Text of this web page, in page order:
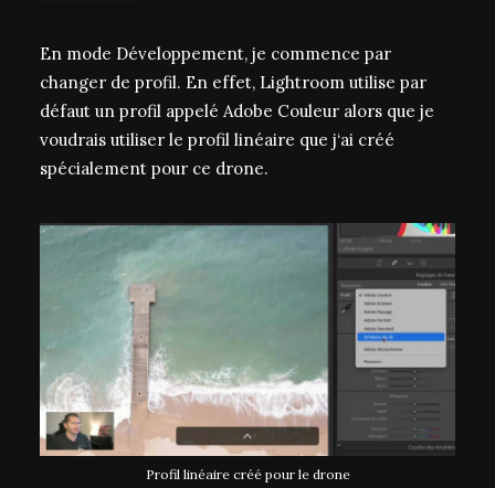
En mode Développement, je commence par
changer de profil. En effet, Lightroom utilise par
défaut un profil appelé Adobe Couleur alors que je
voudrais utiliser le profil linéaire que j‘ai créé
spécialement pour ce drone.
Profil linéaire créé pour le drone